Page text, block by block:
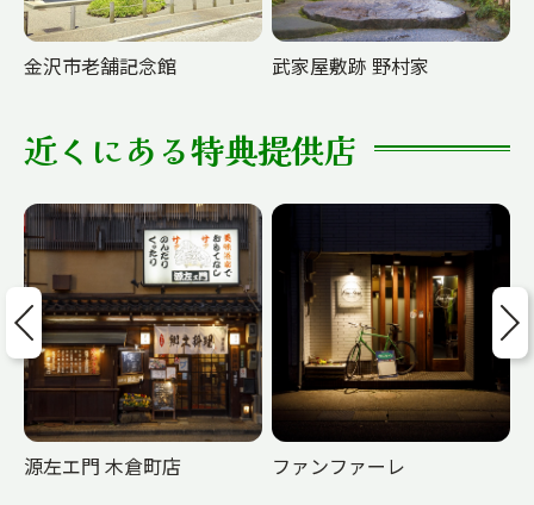
金沢市老舗記念館 武家屋敷跡 野村家
近くにある特典提供店
源左エ門 木倉町店 ファンファーレ
Next